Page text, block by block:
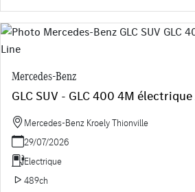
Mercedes-Benz
GLC SUV - GLC 400 4M
Mercedes-Benz Kroely Thionville
29/07/2026
Electrique
489ch